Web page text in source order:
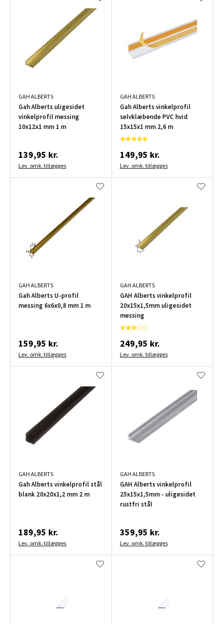
GAH ALBERTS
Gah Alberts uligesidet
vinkelprofil messing
10x12x1 mm 1 m
139,95 kr.
Lev. omk. tillægges
GAH ALBERTS
Gah Alberts vinkelprofil
selvklæbende PVC hvid
15x15x1 mm 2,6 m
149,95 kr.
Lev. omk. tillægges
GAH ALBERTS
Gah Alberts U-profil
messing 6x6x0,8 mm 1 m
159,95 kr.
Lev. omk. tillægges
GAH ALBERTS
GAH Alberts vinkelprofil
20x15x1,5mm uligesidet
messing
249,95 kr.
Lev. omk. tillægges
GAH ALBERTS
Gah Alberts vinkelprofil stål
blank 20x20x1,2 mm 2 m
189,95 kr.
Lev. omk. tillægges
GAH ALBERTS
GAH Alberts vinkelprofil
25x15x1,5mm - uligesidet
rustfri stål
359,95 kr.
Lev. omk. tillægges